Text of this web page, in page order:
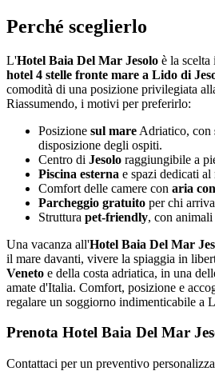
Perché sceglierlo
L'Hotel Baia Del Mar Jesolo è la scelta
hotel 4 stelle fronte mare a Lido di
comodità di una posizione privilegiata
Riassumendo, i motivi per preferirlo:
Posizione sul mare Adriatico, con
disposizione degli ospiti.
Centro di Jesolo raggiungibile a
Piscina esterna e spazi dedicati al
Comfort delle camere con aria
Parcheggio gratuito per chi
Struttura pet-friendly, con animali
Una vacanza all'Hotel Baia Del Mar
il mare davanti, vivere la spiaggia in
Veneto e della costa adriatica, in una
amate d'Italia. Comfort, posizione e
regalare un soggiorno indimenticabile a
Prenota Hotel Baia Del Mar
Contattaci per un preventivo